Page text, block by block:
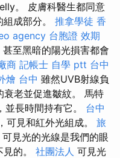
。 皮膚科醫生都同意
成部分。 推拿學徒 香
agency 台胞證 效期
甚至黑暗的陽光損害都會
商 記帳士 自學 ptt 台中
燴 台中 雖然UVB射線負
衰老並促進皺紋。 馬特
並長時間持有它。 台中
可見和紅外光組成。 旅
可見光的光線是我們的眼
的。 社團法人 可見光